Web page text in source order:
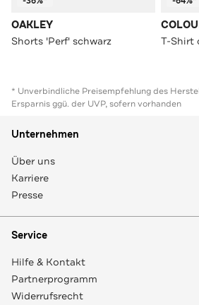
OAKLEY
Shorts 'Perf' schwarz T-Shirt
* Unverbindliche Preisempfehlung des
Ersparnis ggü. der UVP, sofern vorhanden
Unternehmen
Über uns
Karriere
Presse
Service
Hilfe & Kontakt
Partnerprogramm
Widerrufsrecht